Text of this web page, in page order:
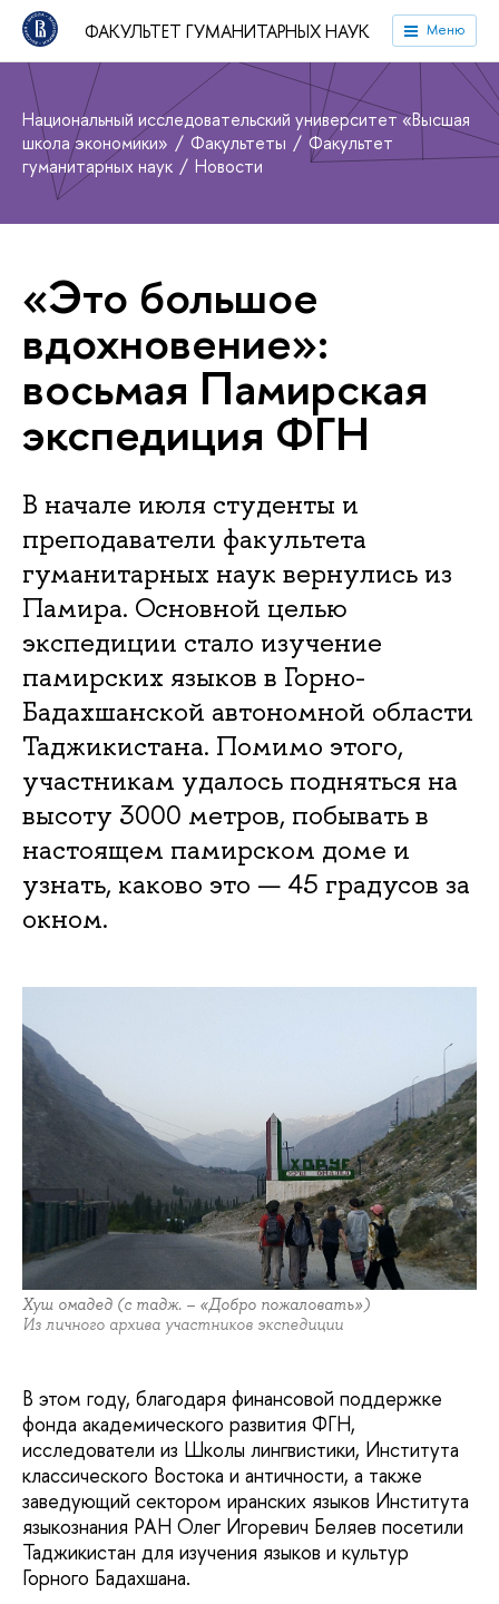
ФАКУЛЬТЕТ ГУМАНИТАРНЫХ НАУК Меню
Национальный исследовательский университет «Высшая
школа экономики»
Факультеты
Факультет
гуманитарных наук
Новости
«Это большое
вдохновение»:
восьмая Памирская
экспедиция ФГН
В начале июля студенты и
преподаватели факультета
гуманитарных наук вернулись из
Памира. Основной целью
экспедиции стало изучение
памирских языков в Горно-
Бадахшанской автономной области
Таджикистана. Помимо этого,
участникам удалось подняться на
высоту 3000 метров, побывать в
настоящем памирском доме и
узнать, каково это — 45 градусов за
окном.
Хуш омадед (с тадж. – «Добро пожаловать»)
Из личного архива участников экспедиции
В этом году, благодаря финансовой поддержке
фонда академического развития ФГН,
исследователи из Школы лингвистики, Института
классического Востока и античности, а также
заведующий сектором иранских языков Института
языкознания РАН Олег Игоревич Беляев посетили
Таджикистан для изучения языков и культур
Горного Бадахшана.